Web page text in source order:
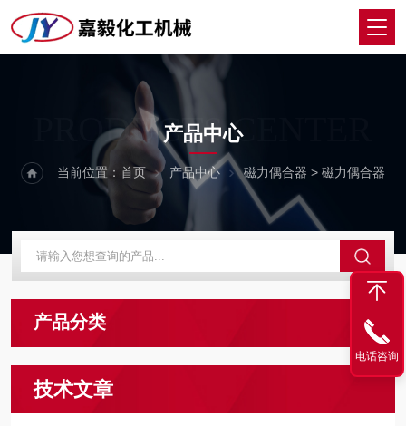
PRODUCTS CENTER
产品中心
当前位置： 首页 产品中心 磁力偶合器 > 磁力偶合器
产品分类
技术文章
电话咨询